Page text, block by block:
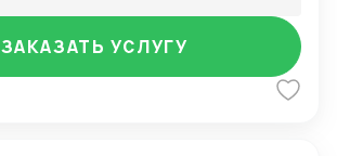
ЗАКАЗАТЬ УСЛУГУ